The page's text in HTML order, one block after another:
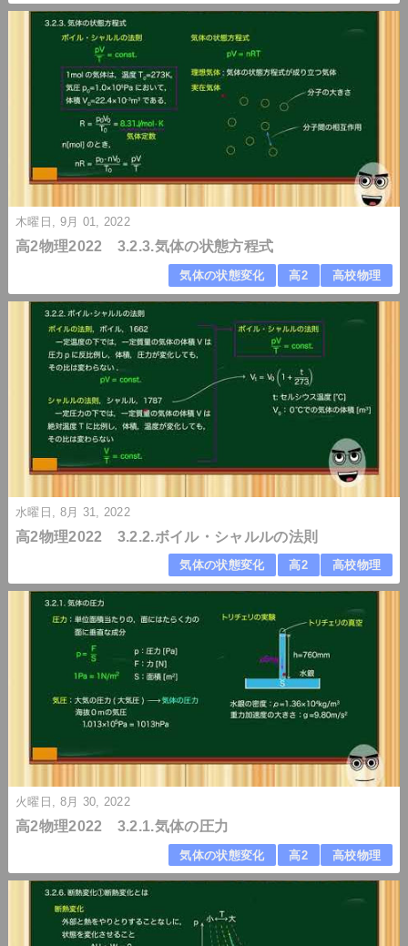
木曜日, 9月 01, 2022
高2物理2022 3.2.3.気体の状態方程式
気体の状態変化 高2 高校物理
水曜日, 8月 31, 2022
高2物理2022 3.2.2.ボイル・シャルルの法則
気体の状態変化 高2 高校物理
火曜日, 8月 30, 2022
高2物理2022 3.2.1.気体の圧力
気体の状態変化 高2 高校物理